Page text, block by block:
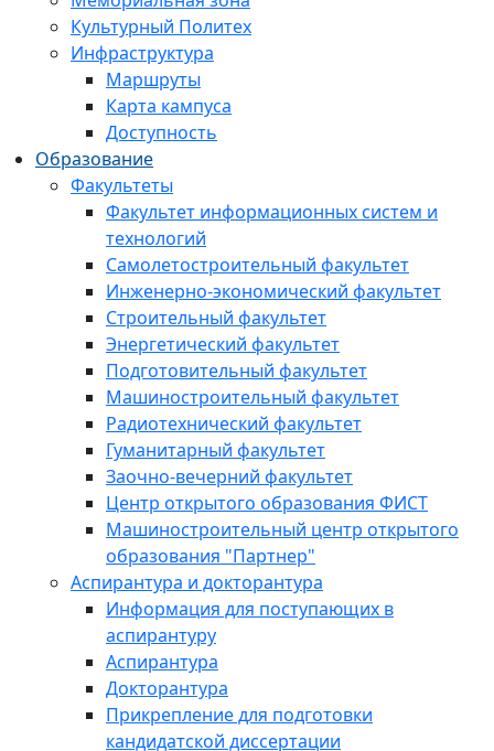
Культурный Политех
Инфраструктура
Маршруты
Карта кампуса
Доступность
Образование
Факультеты
Факультет информационных систем и
технологий
Самолетостроительный факультет
Инженерно-экономический факультет
Строительный факультет
Энергетический факультет
Подготовительный факультет
Машиностроительный факультет
Радиотехнический факультет
Гуманитарный факультет
Заочно-вечерний факультет
Центр открытого образования ФИСТ
Машиностроительный центр открытого
образования "Партнер"
Аспирантура и докторантура
Информация для поступающих в
аспирантуру
Аспирантура
Докторантура
Прикрепление для подготовки
кандидатской диссертации